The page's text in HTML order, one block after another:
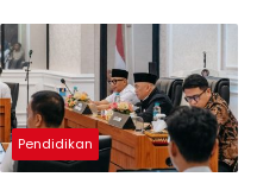
Pendidikan